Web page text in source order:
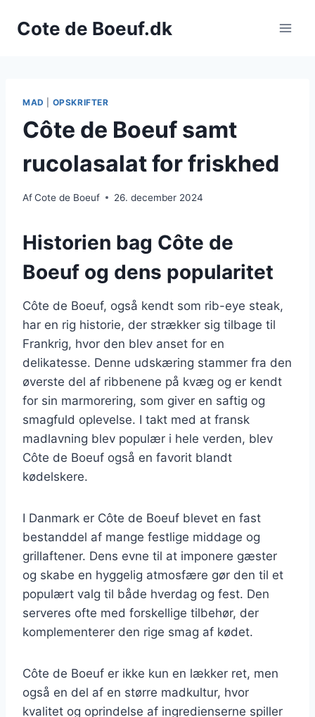
Cote de Boeuf.dk
MAD OPSKRIFTER
Côte de Boeuf samt
rucolasalat for friskhed
AfCote de Boeuf 26. december 2024
Historien bag Côte de
Boeuf og dens popularitet
Côte de Boeuf, også kendt som rib-eye steak,
har en rig historie, der strækker sig tilbage til
Frankrig, hvor den blev anset for en
delikatesse. Denne udskæring stammer fra den
øverste del af ribbenene på kvæg og er kendt
for sin marmorering, som giver en saftig og
smagfuld oplevelse. I takt med at fransk
madlavning blev populær i hele verden, blev
Côte de Boeuf også en favorit blandt
kødelskere.
I Danmark er Côte de Boeuf blevet en fast
bestanddel af mange festlige middage og
grillaftener. Dens evne til at imponere gæster
og skabe en hyggelig atmosfære gør den til et
populært valg til både hverdag og fest. Den
serveres ofte med forskellige tilbehør, der
komplementerer den rige smag af kødet.
Côte de Boeuf er ikke kun en lækker ret, men
også en del af en større madkultur, hvor
kvalitet og oprindelse af ingredienserne spiller